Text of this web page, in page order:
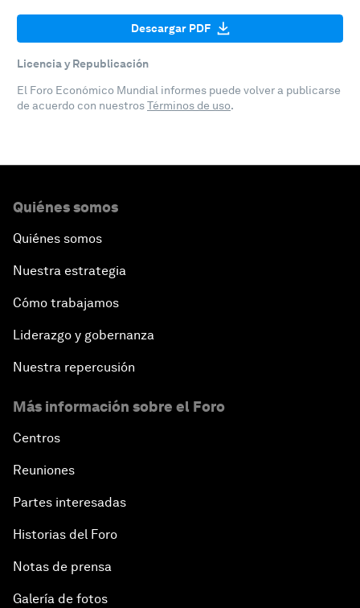
Descargar PDF
Licencia y Republicación
El Foro Económico Mundial informes puede volver a publicarse
de acuerdo con nuestrosTérminos de uso.
Quiénes somos
Quiénes somos
Nuestra estrategia
Cómo trabajamos
Liderazgo y gobernanza
Nuestra repercusión
Más información sobre el Foro
Centros
Reuniones
Partes interesadas
Historias del Foro
Notas de prensa
Galería de fotos